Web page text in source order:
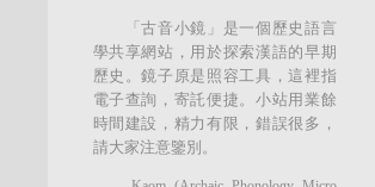
「古音小鏡」是一個歷史語言
學共享網站，用於探索漢語的早期
歷史。鏡子原是照容工具，這裡指
電子查詢，寄託便捷。小站用業餘
時間建設，精力有限，錯誤很多，
請大家注意鑒別。